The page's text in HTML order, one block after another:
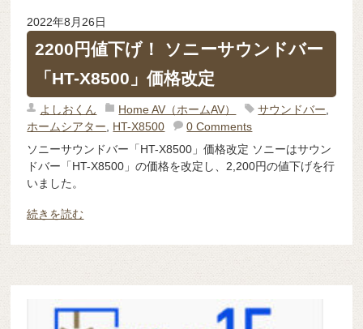
2022年8月26日
2200円値下げ！ ソニーサウンドバー
「HT-X8500」価格改定
よしおくん Home AV（ホームAV） サウンドバー,
ホームシアター, HT-X8500
0 Comments
ソニーサウンドバー「HT-X8500」価格改定 ソニーはサウン
ドバー「HT-X8500」の価格を改定し、2,200円の値下げを行
いました。
続きを読む